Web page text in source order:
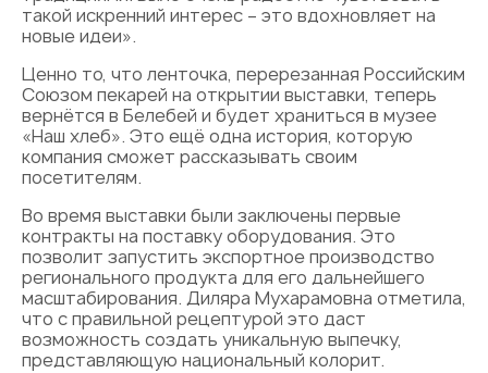
такой искренний интерес – это вдохновляет на
новые идеи».
Ценно то, что ленточка, перерезанная Российским
Союзом пекарей на открытии выставки, теперь
вернётся в Белебей и будет храниться в музее
«Наш хлеб». Это ещё одна история, которую
компания сможет рассказывать своим
посетителям.
Во время выставки были заключены первые
контракты на поставку оборудования. Это
позволит запустить экспортное производство
регионального продукта для его дальнейшего
масштабирования. Диляра Мухарамовна отметила,
что с правильной рецептурой это даст
возможность создать уникальную выпечку,
представляющую национальный колорит.